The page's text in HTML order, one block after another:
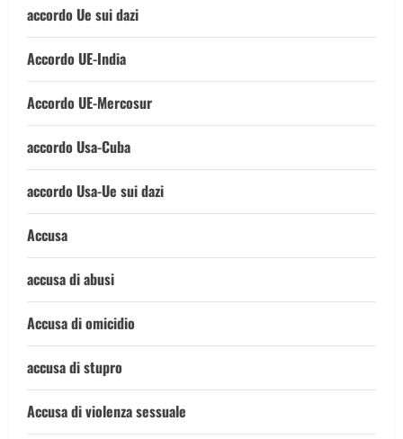
accordo Ue sui dazi
Accordo UE-India
Accordo UE-Mercosur
accordo Usa-Cuba
accordo Usa-Ue sui dazi
Accusa
accusa di abusi
Accusa di omicidio
accusa di stupro
Accusa di violenza sessuale